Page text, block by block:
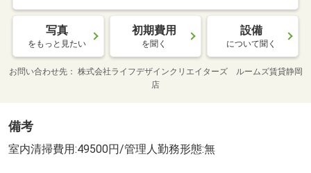
写真
をもっと見たい
初期費用
を聞く
設備
について聞く
お問い合わせ先
株式会社ライフデザインクリエイターズ ルームズ賃貸静岡
店
備考
室内清掃費用:49500円/管理人勤務形態:無